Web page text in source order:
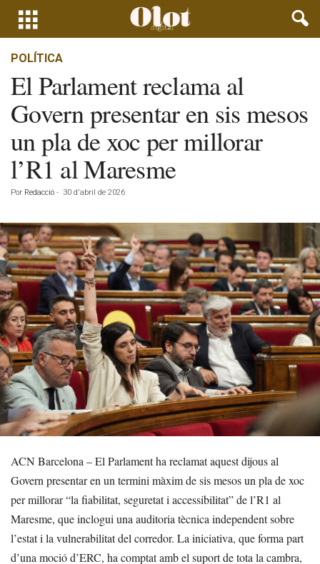
POLÍTICA
El Parlament reclama al
Govern presentar en sis mesos
un pla de xoc per millorar
l’R1 al Maresme
Por Redacció - 30 d'abril de 2026
ACN Barcelona – El Parlament ha reclamat aquest dijous al
Govern presentar en un termini màxim de sis mesos un pla de xoc
per millorar “la fiabilitat, seguretat i accessibilitat” de l’R1 al
Maresme, que inclogui una auditoria tècnica independent sobre
l’estat i la vulnerabilitat del corredor. La iniciativa, que forma part
d’una moció d’ERC, ha comptat amb el suport de tota la cambra,